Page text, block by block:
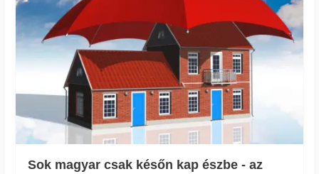
Sok magyar csak későn kap észbe - az